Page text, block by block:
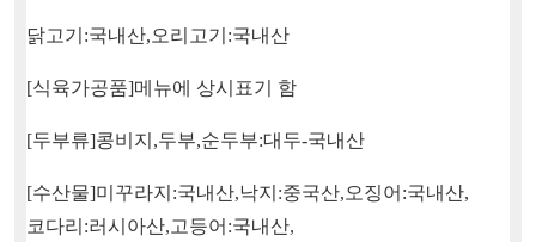
닭고기 :국내산,오리고기 :국내산
[식육가공품]메뉴에 상시표기 함
[두부류]콩비지 ,두부,순두부:대두-국내산
[수산물]미꾸라지 :국내산,낙지 :중국산,오징어 :국내산,
코다리 :러시아산,고등어 :국내산,